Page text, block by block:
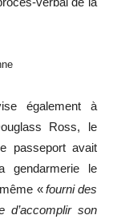
également à
Ross, le
passeport avait
gendarmerie le
«fourni des
d’accomplir son